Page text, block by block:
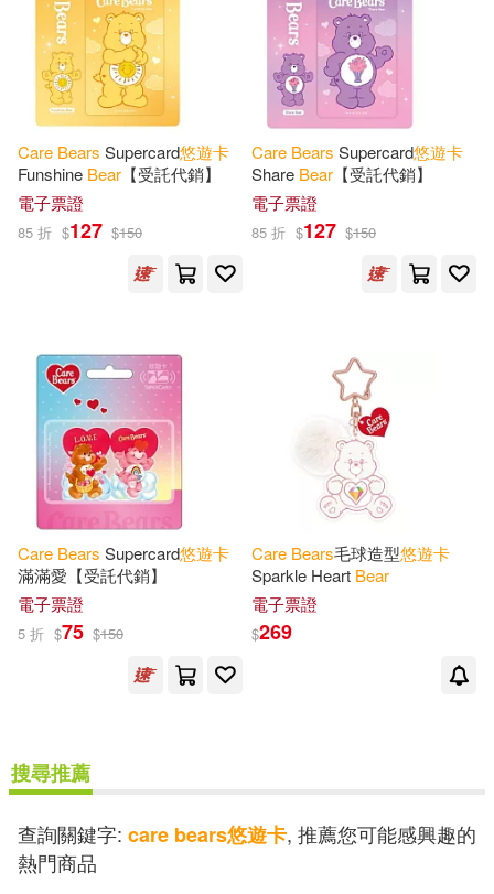
Care Bears Supercard悠遊卡
Funshine Bear 【受託代銷】
電子票證
85 折 $127 $150
Care Bears Supercard悠遊卡
Share Bear 【受託代銷】
電子票證
85 折 $127 $150
Care Bears Supercard悠遊卡
滿滿愛【受託代銷】
電子票證
5 折 $75 $150
Care Bears毛球造型悠遊卡
Sparkle Heart Bear
電子票證
$269
搜尋推薦
查詢關鍵字: care bears悠遊卡, 推薦您可能感興趣的
熱門商品